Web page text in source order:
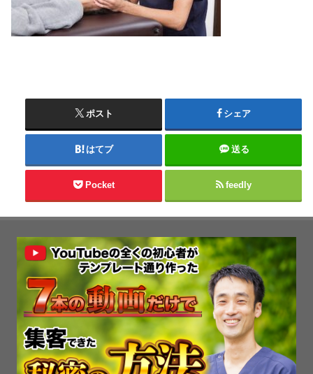
ポスト シェア
はてブ 送る
Pocket feedly